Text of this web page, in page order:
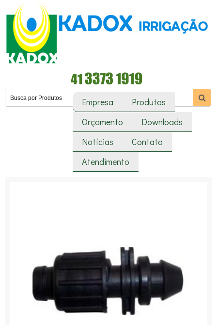
Empresa
Produtos
Orçamento
Downloads
Notícias
Contato
Atendimento